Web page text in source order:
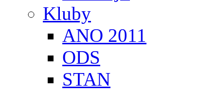
Kluby
ANO 2011
ODS
STAN